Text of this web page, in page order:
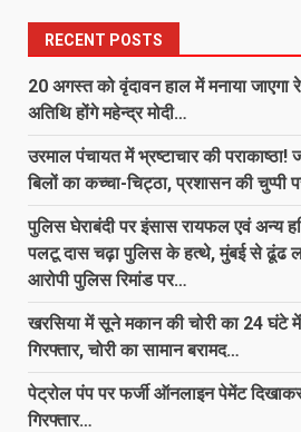
RECENT POSTS
20 अगस्त को वृंदावन हाल में मनाया जाएगा
अतिथि होंगे महेन्द्र मोदी…
उरमाल पंचायत में भ्रष्टाचार की
बिलों का कच्चा-चिट्ठा, प्रशासन की चुप्पी
पुलिस घेराबंदी पर इंसास रायफल एवं अन्य
पलटू दास चढ़ा पुलिस के हत्थे, मुंबई से ढूंढ
आरोपी पुलिस रिमांड पर…
खरसिया में सूने मकान की चोरी का 24 घंटे
गिरफ्तार, चोरी का सामान बरामद…
पेट्रोल पंप पर फर्जी ऑनलाइन पेमेंट
गिरफ्तार…